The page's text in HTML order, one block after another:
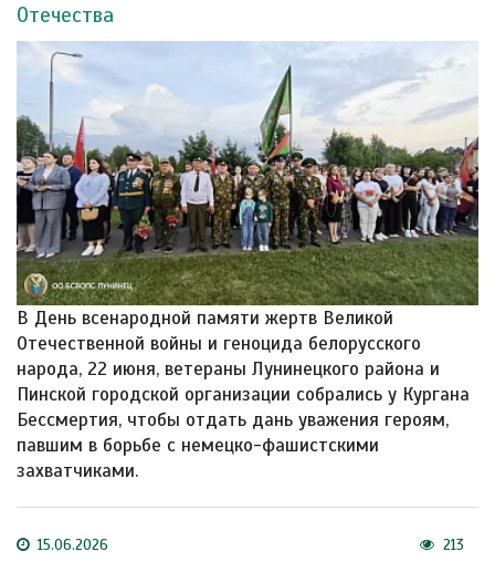
Отечества
В День всенародной памяти жертв Великой
Отечественной войны и геноцида белорусского
народа, 22 июня, ветераны Лунинецкого района и
Пинской городской организации собрались у Кургана
Бессмертия, чтобы отдать дань уважения героям,
павшим в борьбе с немецко-фашистскими
захватчиками.
15.06.2026 213